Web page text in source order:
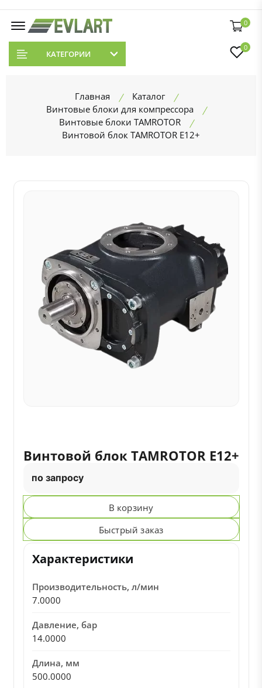
0
КАТЕГОРИИ
0
Главная
Каталог
Винтовые блоки для компрессора
Винтовые блоки TAMROTOR
Винтовой блок TAMROTOR E12+
Винтовой блок TAMROTOR E12+
по запросу
В корзину
Быстрый заказ
Характеристики
Производительность, л/мин
7.0000
Давление, бар
14.0000
Длина, мм
500.0000